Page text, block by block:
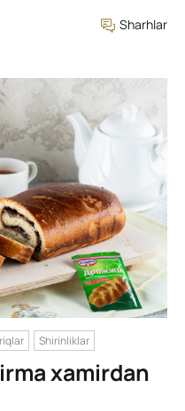
Sharhlar
Shirinliklar
xamirdan